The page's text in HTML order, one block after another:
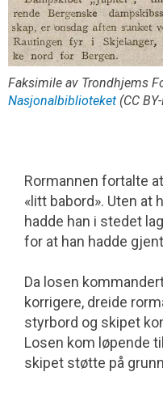
Faksimile av Trondhjems
Nasjonalbiblioteket (CC
Rormannen fortalte
«litt babord». Uten at
hadde han i stedet
for at han hadde
Da losen
korrigere, dreide
styrbord og skipet
Losen kom løpende
skipet støtte på